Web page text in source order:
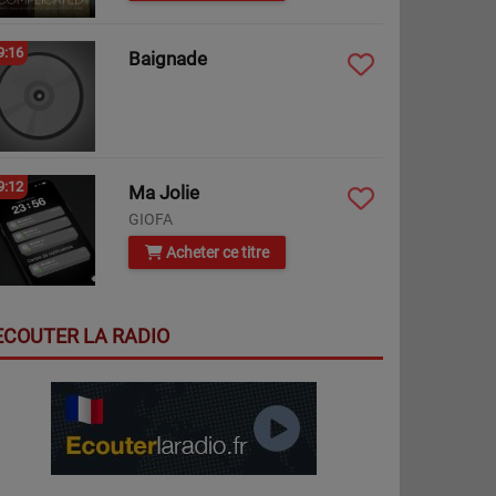
Baignade
Ma Jolie
GIOFA
Acheter ce titre
LA RADIO